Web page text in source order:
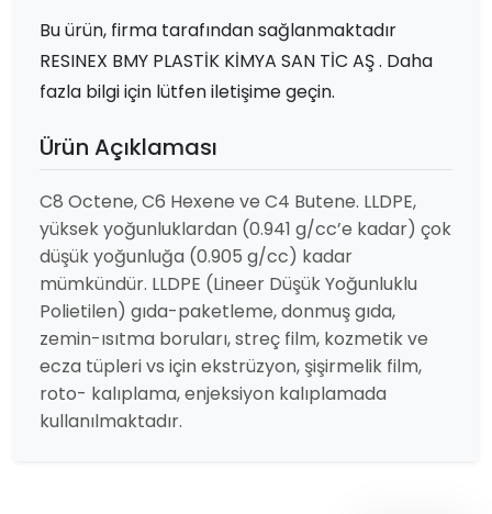
Bu ürün, firma tarafından sağlanmaktadır
RESINEX BMY PLASTİK KİMYA SAN TİC AŞ . Daha
fazla bilgi için lütfen iletişime geçin.
Ürün Açıklaması
C8 Octene, C6 Hexene ve C4 Butene. LLDPE,
yüksek yoğunluklardan (0.941 g/cc’e kadar) çok
düşük yoğunluğa (0.905 g/cc) kadar
mümkündür. LLDPE (Lineer Düşük Yoğunluklu
Polietilen) gıda-paketleme, donmuş gıda,
zemin-ısıtma boruları, streç film, kozmetik ve
ecza tüpleri vs için ekstrüzyon, şişirmelik film,
roto- kalıplama, enjeksiyon kalıplamada
kullanılmaktadır.